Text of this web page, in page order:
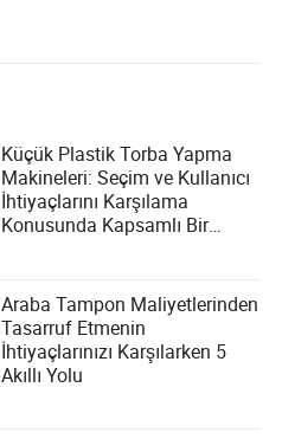
Küçük Plastik Torba Yapma
Makineleri: Seçim ve Kullanıcı
İhtiyaçlarını Karşılama
Konusunda Kapsamlı Bir
Araba Tampon Maliyetlerinden
Tasarruf Etmenin
İhtiyaçlarınızı Karşılarken 5
Akıllı Yolu